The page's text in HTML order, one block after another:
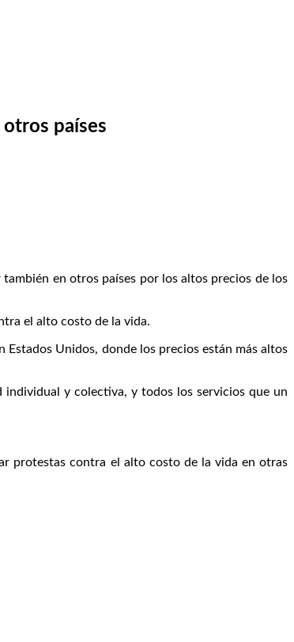
países
en otros países por los altos precios de los
el alto costo de la vida.
Unidos, donde los precios están más altos
individual y colectiva, y todos los servicios que un
protestas contra el alto costo de la vida en otras